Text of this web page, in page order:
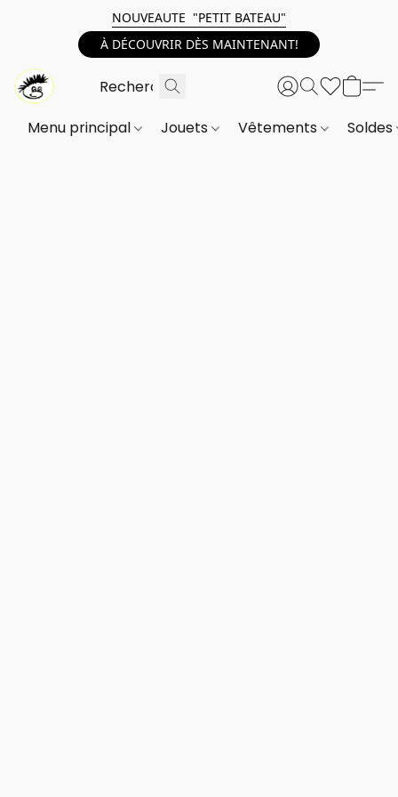
NOUVEAUTE "PETIT BATEAU"
À DÉCOUVRIR DÈS MAINTENANT!
Menu principal Jouets Vêtements Soldes